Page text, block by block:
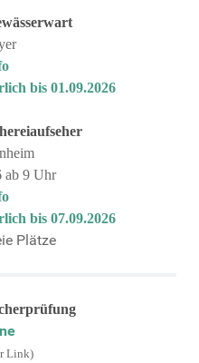
bis 01.09.2026
ab 9 Uhr
bis 07.09.2026
Plätze
Link)